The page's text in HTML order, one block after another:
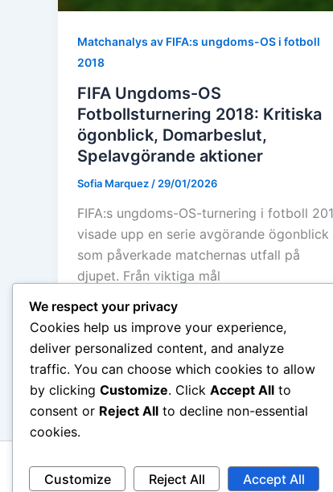
Matchanalys av FIFA:s ungdoms-OS i fotboll
2018
FIFA Ungdoms-OS
Fotbollsturnering 2018: Kritiska
ögonblick, Domarbeslut,
Spelavgörande aktioner
Sofia Marquez / 29/01/2026
FIFA:s ungdoms-OS-turnering i fotboll
visade upp en serie avgörande ögonblick
som påverkade matchernas utfall på
djupet. Från viktiga mål
We respect your privacy
Cookies help us improve your experience,
deliver personalized content, and analyze
traffic. You can choose which cookies to allow
by clicking Customize. Click Accept All to
consent or Reject All to decline non-essential
cookies.
Customize Reject All Accept All